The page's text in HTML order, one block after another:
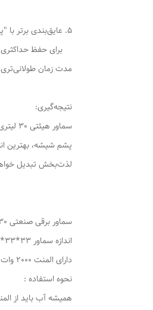
5. عایق‌بندی برتر با "پشم شیشه": پایداری دما، صرفه‌جویی در انرژی:
برای حفظ
مدت زمان
نتیجه‌گیری:
پشم شیشه، بهترین
لذت‌بخش تبدیل
سماور برقی صنعتی 30 لیتری ایران استیل کار با گنجایش 23لیتر
اندازه سماور 33*33*66سانت میباشد
دارای المنت 2000 وات و ترموسات درجه 1
نحوه استفاده :
همیشه آب باید از المنت بالاتر و 5 سانت از